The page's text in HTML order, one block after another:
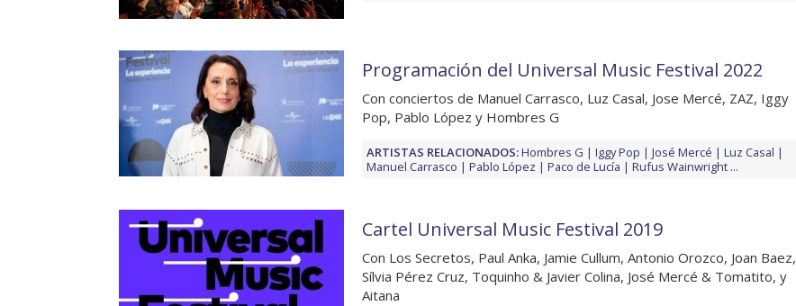
Programación del Universal Music Festival 2022
Con conciertos de Manuel Carrasco, Luz Casal, Jose Mercé, ZAZ, Iggy
Pop, Pablo López y Hombres G
ARTISTAS RELACIONADOS:Hombres G Iggy Pop José Mercé
Luz Casal
Manuel Carrasco
Pablo López Paco de Lucía Rufus Wainwright ...
Cartel Universal Music Festival 2019
Con Los Secretos, Paul Anka, Jamie Cullum, Antonio Orozco, Joan Baez,
Sílvia Pérez Cruz, Toquinho & Javier Colina, José Mercé & Tomatito, y
Aitana